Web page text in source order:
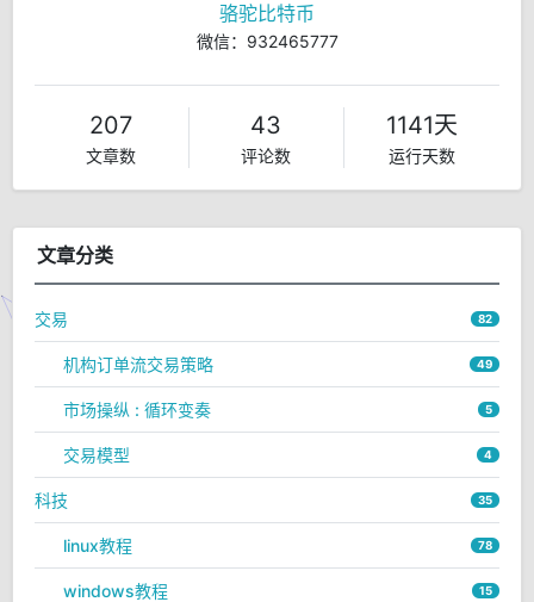
骆驼比特币
微信：932465777
207
文章数
43
评论数
1141天
运行天数
文章分类
交易 82
机构订单流交易策略 49
市场操纵 : 循环变奏 5
交易模型 4
科技 35
linux教程 78
windows教程 15